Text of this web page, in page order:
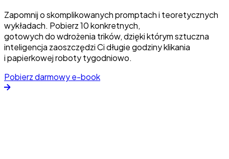
Zapomnij o skomplikowanych promptach i teoretycznych
wykładach. Pobierz 10 konkretnych,
gotowych do wdrożenia trików, dzięki którym sztuczna
inteligencja zaoszczędzi Ci długie godziny klikania
i papierkowej roboty tygodniowo.
Pobierz darmowy e-book